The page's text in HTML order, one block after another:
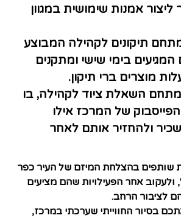
ליצור אמנות שימושית במגוון
תיקונים לקהילה המבוצע
בימי שישי ומתקנים
מוצרים ברי תיקון.
השאלת ציוד לקהילה, בו
של המרכז אילו
ולהחזיר אותם לאחר
שותפים בהצלחת המיזם של העיר כפר
, ולעקוב אחר הפעילויות שהם מציעים
לציבור הרחב.
בסיור החווייתי שערכתי במרכז,